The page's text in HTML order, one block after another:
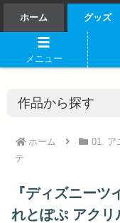
ホーム グッズ
ホーム 01. ア
テ
『ディズニーツ
れとぽぷ アクリ
メニュー